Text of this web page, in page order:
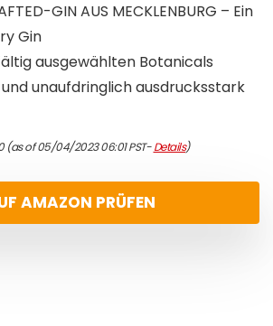
GIN AUS MECKLENBURG – Ein
Gin
ausgewählten Botanicals
unaufdringlich ausdrucksstark
(as of 05/04/2023 06:01 PST-Details)
AMAZON PRÜFEN